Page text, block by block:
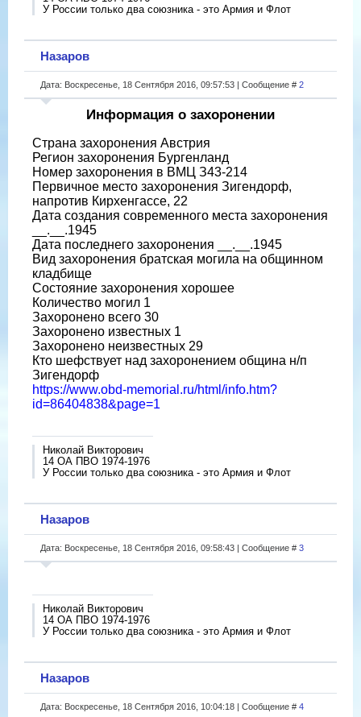
У России только два союзника - это Армия и Флот
Назаров
Дата: Воскресенье, 18 Сентября 2016, 09:57:53 | Сообщение # 2
Информация о захоронении
Страна захоронения Австрия
Регион захоронения Бургенланд
Номер захоронения в ВМЦ З43-214
Первичное место захоронения Зигендорф,
напротив Кирхенгассе, 22
Дата создания современного места захоронения
__.__.1945
Дата последнего захоронения __.__.1945
Вид захоронения братская могила на общинном
кладбище
Состояние захоронения хорошее
Количество могил 1
Захоронено всего 30
Захоронено известных 1
Захоронено неизвестных 29
Кто шефствует над захоронением община н/п
Зигендорф
https://www.obd-memorial.ru/html/info.htm?
id=86404838&page=1
Николай Викторович
14 ОА ПВО 1974-1976
У России только два союзника - это Армия и Флот
Назаров
Дата: Воскресенье, 18 Сентября 2016, 09:58:43 | Сообщение # 3
Николай Викторович
14 ОА ПВО 1974-1976
У России только два союзника - это Армия и Флот
Назаров
Дата: Воскресенье, 18 Сентября 2016, 10:04:18 | Сообщение # 4